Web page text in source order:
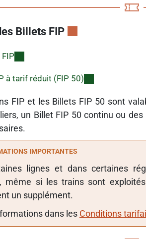
Billets FIP
à tarif réduit (FIP 50)
FIP et les Billets FIP 50 sont
un Billet FIP 50 continu ou
IMPORTANTES
lignes et dans certaines
même si les trains sont
un supplément.
dans les Conditions